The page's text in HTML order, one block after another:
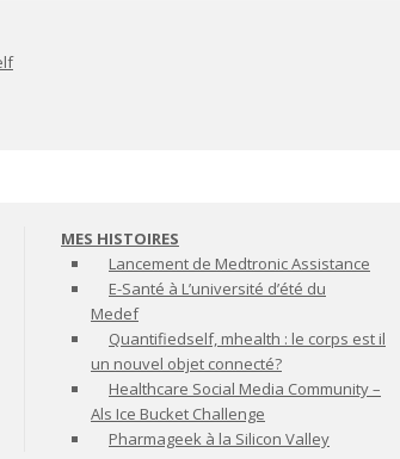
MES HISTOIRES
Lancement de Medtronic Assistance
E-Santé à L’université d’été du
Medef
Quantifiedself, mhealth : le corps est il
un nouvel objet connecté?
Healthcare Social Media Community –
Als Ice Bucket Challenge
Pharmageek à la Silicon Valley